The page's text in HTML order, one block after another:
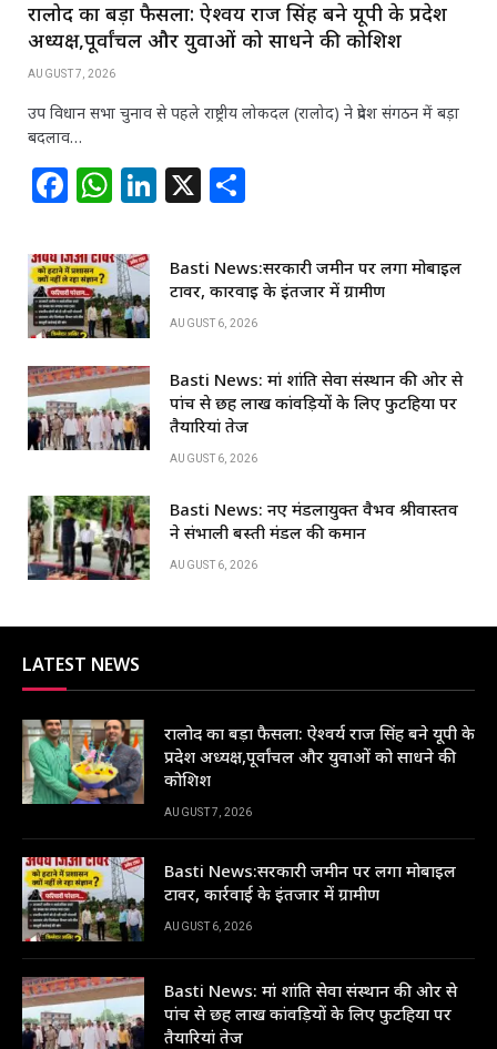
रालोद का बड़ा फैसला: ऐश्वर्य राज सिंह बने यूपी के प्रदेश
अध्यक्ष,पूर्वांचल और युवाओं को साधने की कोशिश
AUGUST 7, 2026
उप विधान सभा चुनाव से पहले राष्ट्रीय लोकदल (रालोद) ने प्रदेश संगठन में बड़ा
बदलाव…
F
c
e
b
o
o
k
W
at
s
A
p
p
Li
k
e
dI
n
X
ar
e
Basti News:सरकारी जमीन पर लगा मोबाइल
टावर, कार्रवाई के इंतजार में ग्रामीण
AUGUST 6, 2026
Basti News: मां शांति सेवा संस्थान की ओर से
पांच से छह लाख कांवड़ियों के लिए फुटहिया पर
तैयारियां तेज
AUGUST 6, 2026
Basti News: नए मंडलायुक्त वैभव श्रीवास्तव
ने संभाली बस्ती मंडल की कमान
AUGUST 6, 2026
LATEST NEWS
रालोद का बड़ा फैसला: ऐश्वर्य राज सिंह बने यूपी के
प्रदेश अध्यक्ष,पूर्वांचल और युवाओं को साधने की
कोशिश
AUGUST 7, 2026
Basti News:सरकारी जमीन पर लगा मोबाइल
टावर, कार्रवाई के इंतजार में ग्रामीण
AUGUST 6, 2026
Basti News: मां शांति सेवा संस्थान की ओर से
पांच से छह लाख कांवड़ियों के लिए फुटहिया पर
तैयारियां तेज